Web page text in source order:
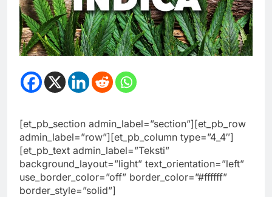
[et_pb_section admin_label=”section”][et_pb_row
admin_label=”row”][et_pb_column type=”4_4″]
[et_pb_text admin_label=”Teksti”
background_layout=”light” text_orientation=”left”
use_border_color=”off” border_color=”#ffffff”
border_style=”solid”]